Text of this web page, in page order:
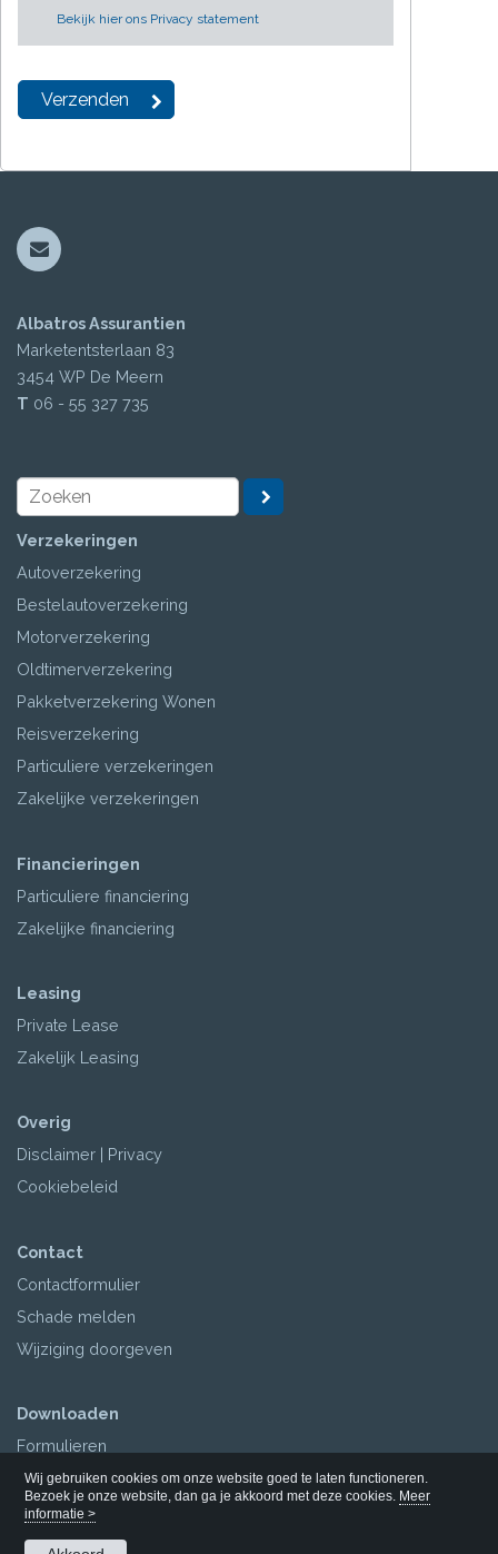
Wij gebruiken cookies om onze website goed te laten functioneren.
Bezoek je onze website, dan ga je akkoord met deze cookies. Meer
informatie >
Bekijk hier ons Privacy statement
Albatros Assurantien
Marketentsterlaan 83
3454 WP De Meern
T 06 - 55 327 735
Verzekeringen
Autoverzekering
Bestelautoverzekering
Motorverzekering
Oldtimerverzekering
Pakketverzekering Wonen
Reisverzekering
Particuliere verzekeringen
Zakelijke verzekeringen
Financieringen
Particuliere financiering
Zakelijke financiering
Leasing
Private Lease
Zakelijk Leasing
Overig
Disclaimer | Privacy
Cookiebeleid
Contact
Contactformulier
Schade melden
Wijziging doorgeven
Downloaden
Formulieren
Polisvoorwaarden